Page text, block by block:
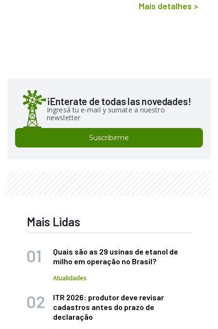
Mais detalhes >
¡Enterate de todas las novedades!
Ingresá tu e-mail y sumate a nuestro
newsletter
Suscribirme
Mais Lidas
Quais são as 29 usinas de etanol de
milho em operação no Brasil?
Atualidades
ITR 2026: produtor deve revisar
cadastros antes do prazo de
declaração